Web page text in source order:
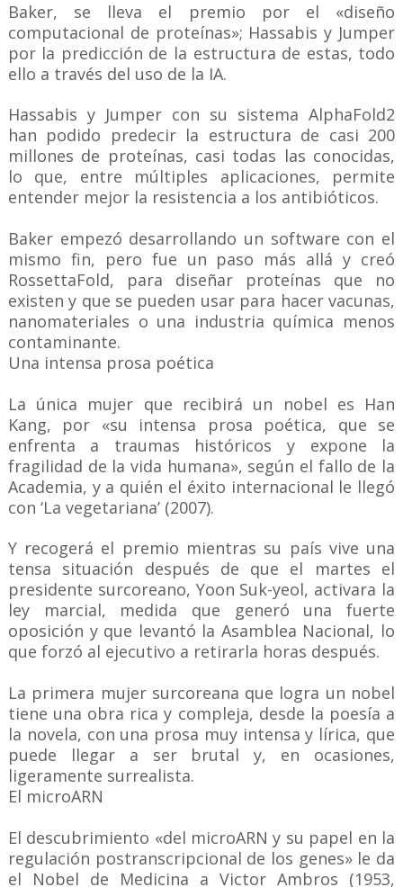
Baker, se lleva el premio por el «diseño
computacional de proteínas»; Hassabis y Jumper
por la predicción de la estructura de estas, todo
ello a través del uso de la IA.
Hassabis y Jumper con su sistema AlphaFold2
han podido predecir la estructura de casi 200
millones de proteínas, casi todas las conocidas,
lo que, entre múltiples aplicaciones, permite
entender mejor la resistencia a los antibióticos.
Baker empezó desarrollando un software con el
mismo fin, pero fue un paso más allá y creó
RossettaFold, para diseñar proteínas que no
existen y que se pueden usar para hacer vacunas,
nanomateriales o una industria química menos
contaminante.
Una intensa prosa poética
La única mujer que recibirá un nobel es Han
Kang, por «su intensa prosa poética, que se
enfrenta a traumas históricos y expone la
fragilidad de la vida humana», según el fallo de la
Academia, y a quién el éxito internacional le llegó
con ‘La vegetariana’ (2007).
Y recogerá el premio mientras su país vive una
tensa situación después de que el martes el
presidente surcoreano, Yoon Suk-yeol, activara la
ley marcial, medida que generó una fuerte
oposición y que levantó la Asamblea Nacional, lo
que forzó al ejecutivo a retirarla horas después.
La primera mujer surcoreana que logra un nobel
tiene una obra rica y compleja, desde la poesía a
la novela, con una prosa muy intensa y lírica, que
puede llegar a ser brutal y, en ocasiones,
ligeramente surrealista.
El microARN
El descubrimiento «del microARN y su papel en la
regulación postranscripcional de los genes» le da
el Nobel de Medicina a Victor Ambros (1953,